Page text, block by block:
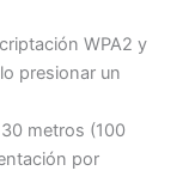
WPA2 y
presionar un
metros (100
por